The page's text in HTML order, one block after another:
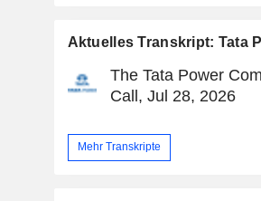
Aktuelles Transkript: Tata
The Tata Power
Call, Jul 28, 2026
Mehr Transkripte